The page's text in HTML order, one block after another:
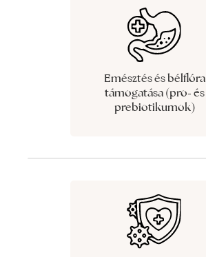
Emésztés és bélflóra
támogatása (pro- és
prebiotikumok)